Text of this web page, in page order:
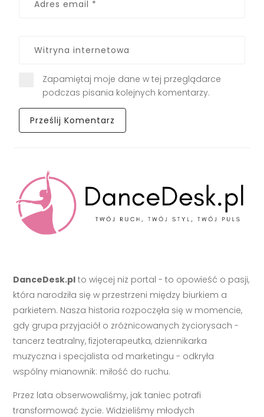
Zapamiętaj moje dane w tej przeglądarce
podczas pisania kolejnych komentarzy.
DanceDesk.pl to więcej niż portal - to opowieść o pasji,
która narodziła się w przestrzeni między biurkiem a
parkietem. Nasza historia rozpoczęła się w momencie,
gdy grupa przyjaciół o zróżnicowanych życiorysach -
tancerz teatralny, fizjoterapeutka, dziennikarka
muzyczna i specjalista od marketingu - odkryła
wspólny mianownik: miłość do ruchu.
Przez lata obserwowaliśmy, jak taniec potrafi
transformować życie. Widzieliśmy młodych